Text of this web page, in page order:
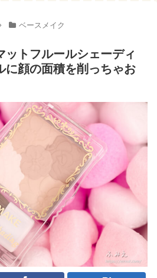
ベースメイク
ットフルールシェーディ
に顔の面積を削っちゃお